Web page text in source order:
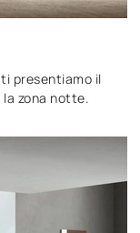
presentiamo il
zona notte.